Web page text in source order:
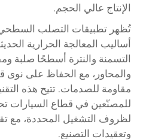
الإنتاج عالي الحجم.
تُظهر تطبيقات التصلب
أساليب المعالجة الحرارية
التسمنة والنترة أسطحًا صلبة
والمحاور، مع الحفاظ على نوى
مقاومة للصدمات. تتيح هذه
للمصنّعين في قطاع السيارات
لظروف التشغيل المحددة، مع
وتعقيدات التصنيع.